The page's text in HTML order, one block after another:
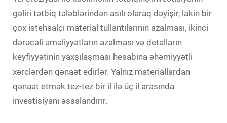
gəliri tətbiq tələblərindən asılı olaraq dəyişir, lakin bir
çox istehsalçı material tullantılarının azalması, ikinci
dərəcəli əməliyyatların azalması və detalların
keyfiyyətinin yaxşılaşması hesabına əhəmiyyətli
xərclərdən qənaət edirlər. Yalnız materiallardan
qənaət etmək tez-tez bir il ilə üç il arasında
investisiyanı əsaslandırır.